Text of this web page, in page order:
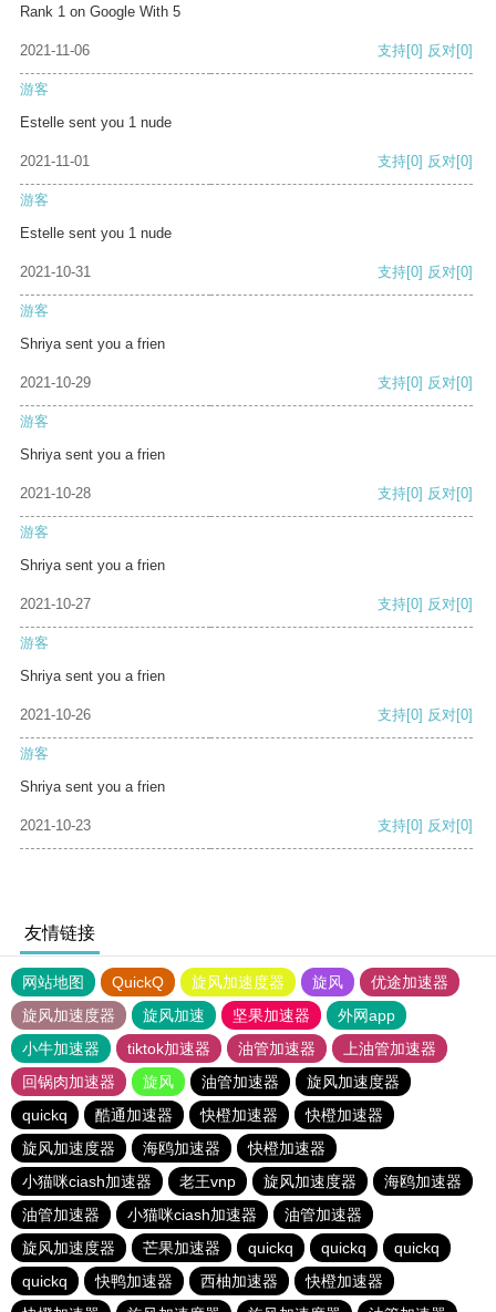
Rank 1 on Google With 5
2021-11-06 支持[0] 反对[0]
游客
Estelle sent you 1 nude
2021-11-01 支持[0] 反对[0]
游客
Estelle sent you 1 nude
2021-10-31 支持[0] 反对[0]
游客
Shriya sent you a frien
2021-10-29 支持[0] 反对[0]
游客
Shriya sent you a frien
2021-10-28 支持[0] 反对[0]
游客
Shriya sent you a frien
2021-10-27 支持[0] 反对[0]
游客
Shriya sent you a frien
2021-10-26 支持[0] 反对[0]
游客
Shriya sent you a frien
2021-10-23 支持[0] 反对[0]
友情链接
网站地图 QuickQ 旋风加速度器 旋风
优途加速器
旋风加速度器
旋风加速 坚果加速器
外网app
小牛加速器
tiktok加速器 油管加速器
上油管加速器
回锅肉加速器
旋风 油管加速器
旋风加速度器
quickq
酷通加速器 快橙加速器
快橙加速器
旋风加速度器
海鸥加速器
快橙加速器
小猫咪ciash加速器
老王vnp 旋风加速度器
海鸥加速器
油管加速器
小猫咪ciash加速器
油管加速器
旋风加速度器
芒果加速器 quickq quickq
quickq
quickq
快鸭加速器 西柚加速器
快橙加速器